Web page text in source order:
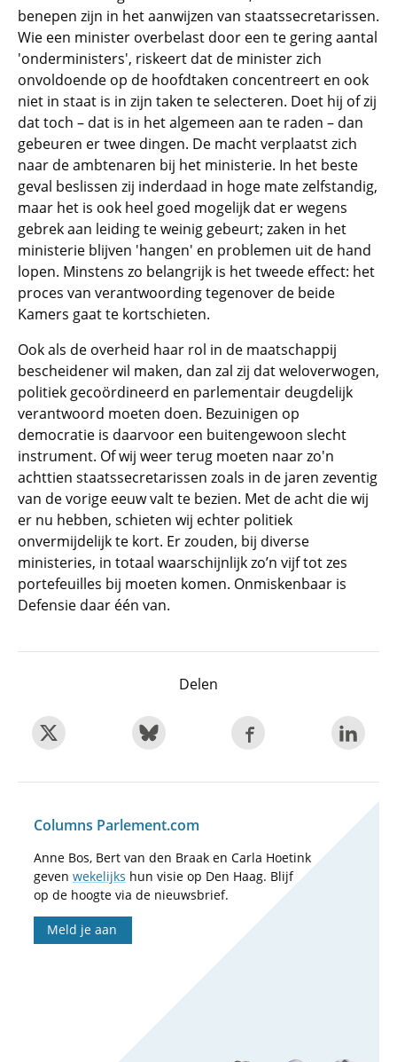
benepen zijn in het aanwijzen van staatssecretarissen.
Wie een minister overbelast door een te gering aantal
'onderministers', riskeert dat de minister zich
onvoldoende op de hoofdtaken concentreert en ook
niet in staat is in zijn taken te selecteren. Doet hij of zij
dat toch – dat is in het algemeen aan te raden – dan
gebeuren er twee dingen. De macht verplaatst zich
naar de ambtenaren bij het ministerie. In het beste
geval beslissen zij inderdaad in hoge mate zelfstandig,
maar het is ook heel goed mogelijk dat er wegens
gebrek aan leiding te weinig gebeurt; zaken in het
ministerie blijven 'hangen' en problemen uit de hand
lopen. Minstens zo belangrijk is het tweede effect: het
proces van verantwoording tegenover de beide
Kamers gaat te kortschieten.
Ook als de overheid haar rol in de maatschappij
bescheidener wil maken, dan zal zij dat weloverwogen,
politiek gecoördineerd en parlementair deugdelijk
verantwoord moeten doen. Bezuinigen op
democratie is daarvoor een buitengewoon slecht
instrument. Of wij weer terug moeten naar zo'n
achttien staatssecretarissen zoals in de jaren zeventig
van de vorige eeuw valt te bezien. Met de acht die wij
er nu hebben, schieten wij echter politiek
onvermijdelijk te kort. Er zouden, bij diverse
ministeries, in totaal waarschijnlijk zo’n vijf tot zes
portefeuilles bij moeten komen. Onmiskenbaar is
Defensie daar één van.
Delen
Columns Parlement.com
Anne Bos, Bert van den Braak en Carla Hoetink
geven wekelijks hun visie op Den Haag. Blijf
op de hoogte via de nieuwsbrief.
Meld je aan